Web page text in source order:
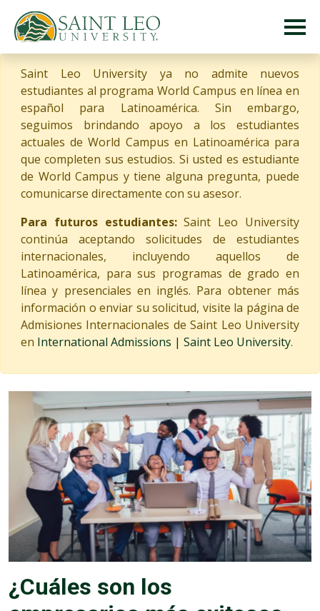
Saint Leo University ya no admite nuevos
estudiantes al programa World Campus en línea en
español para Latinoamérica. Sin embargo,
seguimos brindando apoyo a los estudiantes
actuales de World Campus en Latinoamérica para
que completen sus estudios. Si usted es estudiante
de World Campus y tiene alguna pregunta, puede
comunicarse directamente con su asesor.
Para futuros estudiantes:Saint Leo University
continúa aceptando solicitudes de estudiantes
internacionales, incluyendo aquellos de
Latinoamérica, para sus programas de grado en
línea y presenciales en inglés. Para obtener más
información o enviar su solicitud, visite la página de
Admisiones Internacionales de Saint Leo University
en International Admissions | Saint Leo University.
¿Cuáles son los